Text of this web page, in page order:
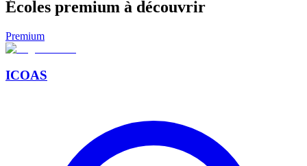
Écoles premium à découvrir
Premium
ICOAS